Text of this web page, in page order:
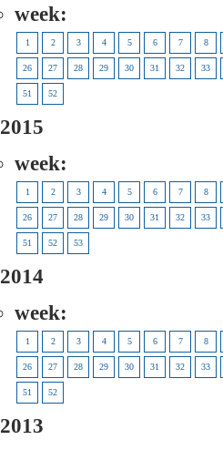
week:
1 2 3 4 5 6 7 8
26 27 28 29 30 31 32 33
51 52
2015
week:
1 2 3 4 5 6 7 8
26 27 28 29 30 31 32 33
51 52 53
2014
week:
1 2 3 4 5 6 7 8
26 27 28 29 30 31 32 33
51 52
2013